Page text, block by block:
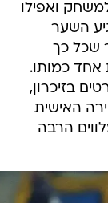
למשחק ואפילו
השער
שכל כך
אחד כמותו.
בזיכרון,
האישית
הרבה